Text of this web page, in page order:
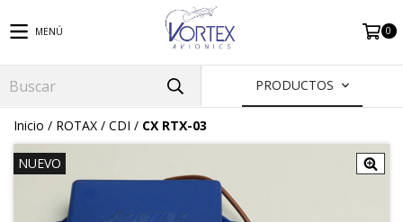
MENÚ 0
PRODUCTOS
Inicio / ROTAX / CDI / CX RTX-03
NUEVO